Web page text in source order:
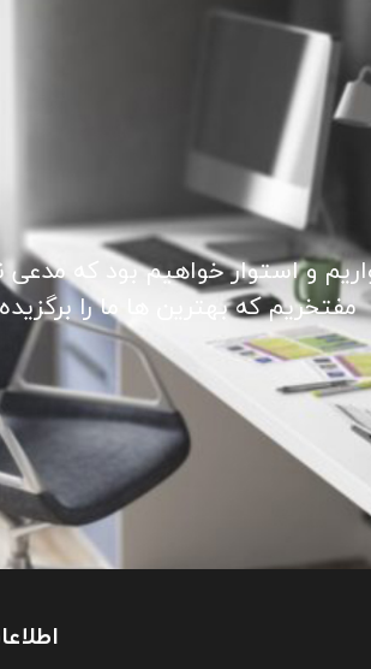
و استوار خواهیم بود که
مفتخریم که بهترین ها ما را